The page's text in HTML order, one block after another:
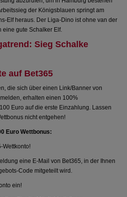
der Königsblauen springt am
Elf heraus. Der Liga-Dino ist ohne van der
eine gute Schalker Elf.
Sieg Schalke
auf Bet365
die sich über einen Link/Banner von
erhalten einen 100%
Euro auf die erste Einzahlung. Lassen
nicht entgehen!
Euro Wettbonus:
Wettkonto!
eine E-Mail von Bet365, in der Ihnen
Code mitgeteilt wird.
ein!